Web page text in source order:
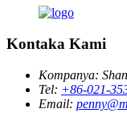
Kontaka Kami
Kompanya:
Tel: +86-021-
Email: